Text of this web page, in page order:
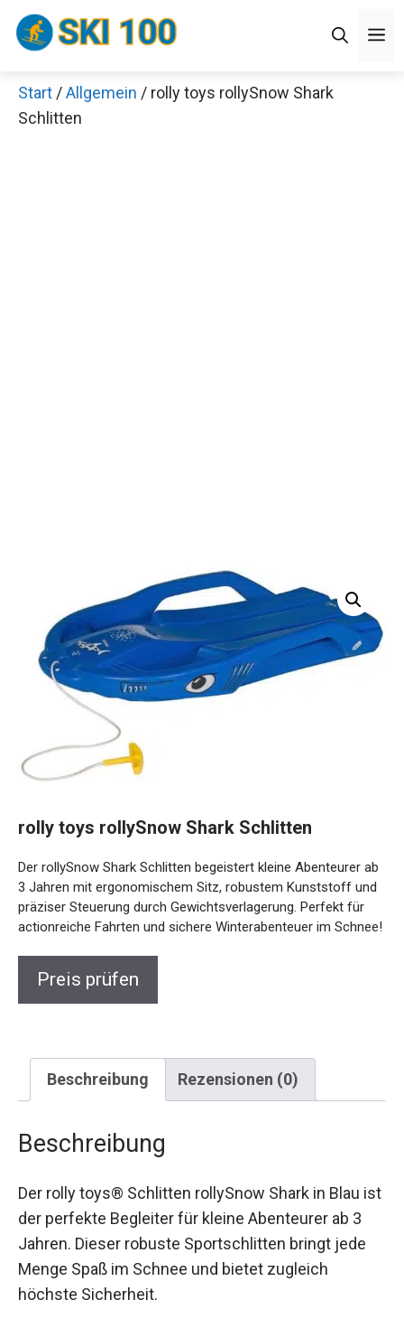
Zum
Inhalt
Start /Allgemein / rolly toys rollySnow Shark
Schlitten
rolly toys rollySnow Shark Schlitten
Der rollySnow Shark Schlitten begeistert kleine Abenteurer
ab 3 Jahren mit ergonomischem Sitz, robustem Kunststoff
und präziser Steuerung durch Gewichtsverlagerung. Perfekt
für actionreiche Fahrten und sichere Winterabenteuer im
Preis prüfen
Beschreibung Rezensionen (0)
Beschreibung
Der rolly toys® Schlitten rollySnow Shark in Blau
ist der perfekte Begleiter für kleine Abenteurer ab
3 Jahren. Dieser robuste Sportschlitten bringt
jede Menge Spaß im Schnee und bietet zugleich
höchste Sicherheit.